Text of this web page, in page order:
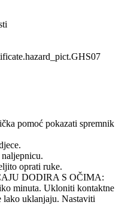
pomoć pokazati spremnik
oprati ruke.
DODIRA S OČIMA:
minuta. Ukloniti kontaktne
lako uklanjaju. Nastaviti